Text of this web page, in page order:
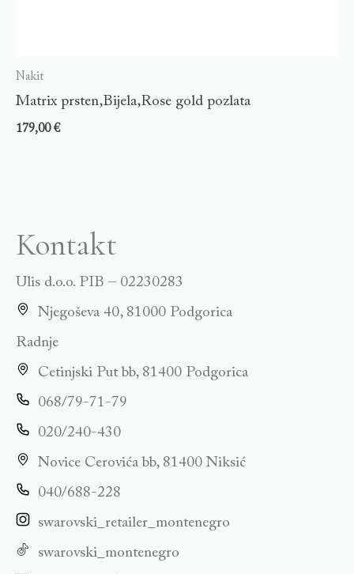
Nakit
Matrix prsten,Bijela,Rose gold pozlata
179,00€
Kontakt
Ulis d.o.o. PIB – 02230283
Njegoševa 40, 81000 Podgorica
Radnje
Cetinjski Put bb, 81400 Podgorica
068/79-71-79
020/240-430
Novice Cerovića bb, 81400 Niksić
040/688-228
swarovski_retailer_montenegro
swarovski_montenegro